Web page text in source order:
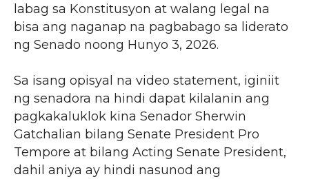
labag sa Konstitusyon at walang legal na
bisa ang naganap na pagbabago sa liderato
ng Senado noong Hunyo 3, 2026.
Sa isang opisyal na video statement, iginiit
ng senadora na hindi dapat kilalanin ang
pagkakaluklok kina Senador Sherwin
Gatchalian bilang Senate President Pro
Tempore at bilang Acting Senate President,
dahil aniya ay hindi nasunod ang